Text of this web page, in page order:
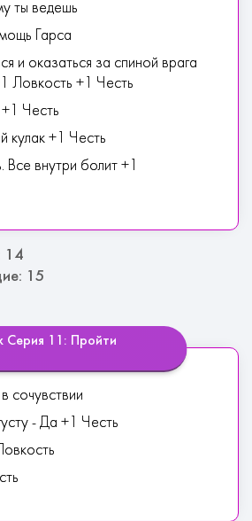
ты ведешь
Гарса
и оказаться за спиной врага
Ловкость +1 Честь
Честь
кулак +1 Честь
Все внутри болит +1
14
15
Серия 11: Пройти
сочувствии
- Да +1 Честь